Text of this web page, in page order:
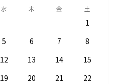
水 木 金 土
1
5 6 7
8
12 13 14
15
19 20 21
22